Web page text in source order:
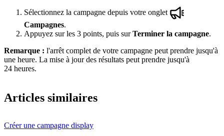
Sélectionnez la campagne depuis votre onglet
Campagnes.
Appuyez sur les 3 points, puis surTerminer la campagne.
Remarque : l'arrêt complet de votre campagne peut prendre jusqu'à
une heure. La mise à jour des résultats peut prendre jusqu'à
24 heures.
Articles similaires
Créer une campagne display